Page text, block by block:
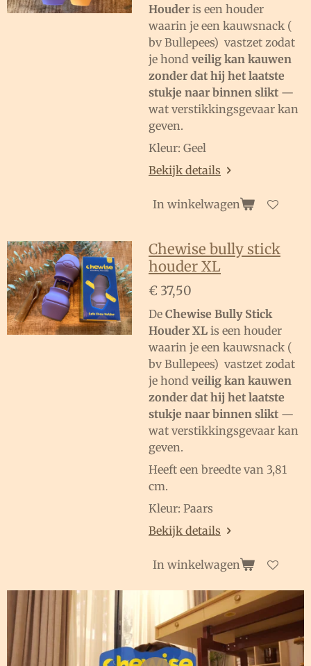
Houder is een houder
waarin je een kauwsnack (
bv Bullepees) vastzet zodat
je hond veilig kan kauwen
zonder dat hij het laatste
stukje naar binnen slikt —
wat verstikkingsgevaar kan
geven.
Kleur: Geel
Bekijk details
In winkelwagen
Chewise bully stick
houder XL
€ 37,50
De Chewise Bully Stick
Houder XL is een houder
waarin je een kauwsnack (
bv Bullepees) vastzet zodat
je hond veilig kan kauwen
zonder dat hij het laatste
stukje naar binnen slikt —
wat verstikkingsgevaar kan
geven.
Heeft een breedte van 3,81
cm.
Kleur: Paars
Bekijk details
In winkelwagen